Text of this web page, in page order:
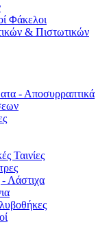
Φάκελοι
& Πιστωτικών
- Αποσυρραπτικά
Ταινίες
- Λάστιχα